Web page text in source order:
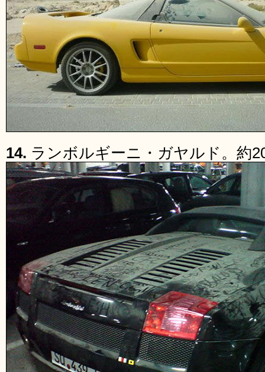
14. ランボルギーニ・ガヤルド。約